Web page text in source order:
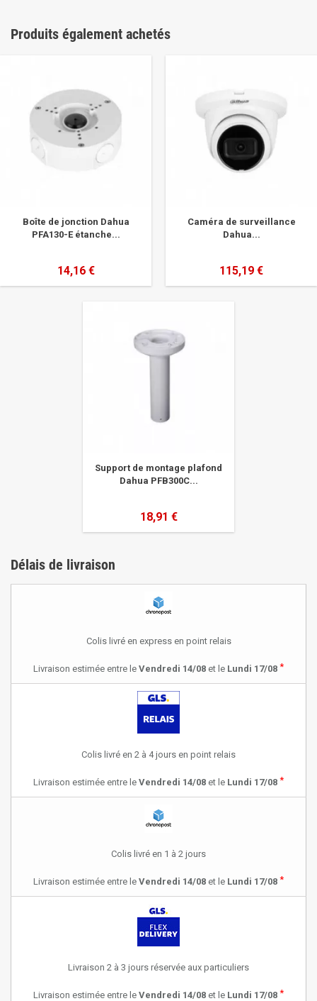
Produits également achetés
Boîte de jonction Dahua
PFA130-E étanche...
14,16 €
Caméra de surveillance
Dahua...
115,19 €
Support de montage plafond
Dahua PFB300C...
18,91 €
Délais de livraison
Colis livré en express en point relais
Livraison estimée entre le Vendredi 14/08 et le Lundi 17/08 *
Colis livré en 2 à 4 jours en point relais
Livraison estimée entre le Vendredi 14/08 et le Lundi 17/08 *
Colis livré en 1 à 2 jours
Livraison estimée entre le Vendredi 14/08 et le Lundi 17/08 *
Livraison 2 à 3 jours réservée aux particuliers
Livraison estimée entre le Vendredi 14/08 et le Lundi 17/08 *